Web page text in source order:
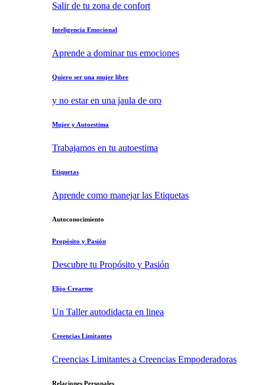
Salir de tu zona de confort
Inteligencia Emocional
Aprende a dominar tus emociones
Quiero ser una mujer libre
y no estar en una jaula de oro
Mujer y Autoestima
Trabajamos en tu autoestima
Etiquetas
Aprende como manejar las Etiquetas
Autoconocimiento
Propósito y Pasión
Descubre tu Propósito y Pasión
Elijo Crearme
Un Taller autodidacta en linea
Creencias Limitantes
Creencias Limitantes a Creencias Empoderadoras
Relaciones Personales